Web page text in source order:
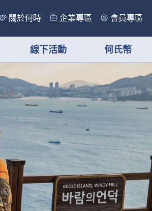
關於何時 企業專區 會員專區
線下活動 何氏幣